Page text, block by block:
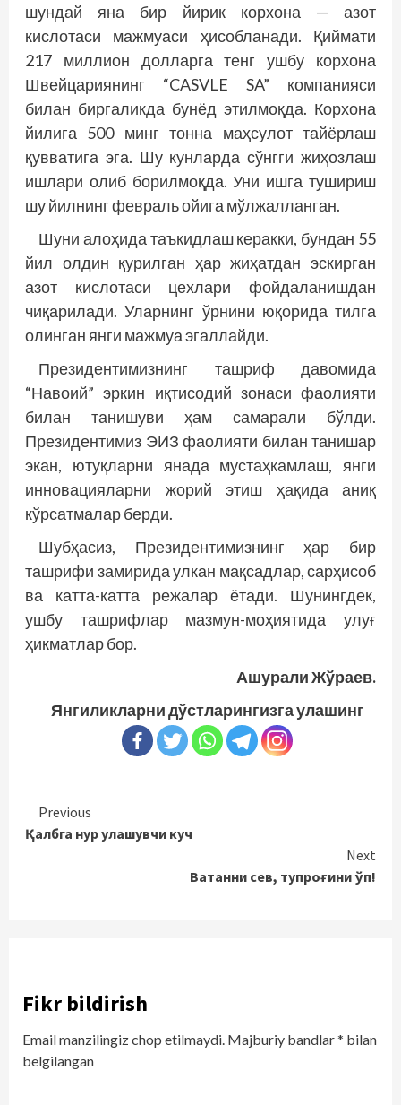
шундай яна бир йирик корхона — азот
кислотаси мажмуаси ҳисобланади. Қиймати
217 миллион долларга тенг ушбу корхона
Швейцариянинг “CASVLE SA” компанияси
билан биргаликда бунёд этилмоқда. Корхона
йилига 500 минг тонна маҳсулот тайёрлаш
қувватига эга. Шу кунларда сўнгги жиҳозлаш
ишлари олиб борилмоқда. Уни ишга тушириш
шу йилнинг февраль ойига мўлжалланган.
Шуни алоҳида таъкидлаш керакки, бундан 55
йил олдин қурилган ҳар жиҳатдан эскирган
азот кислотаси цехлари фойдаланишдан
чиқарилади. Уларнинг ўрнини юқорида тилга
олинган янги мажмуа эгаллайди.
Президентимизнинг ташриф давомида
“Навоий” эркин иқтисодий зонаси фаолияти
билан танишуви ҳам самарали бўлди.
Президентимиз ЭИЗ фаолияти билан танишар
экан, ютуқларни янада мус­таҳкамлаш, янги
иннова­цияларни жорий этиш ҳақида аниқ
кўрсатмалар берди.
Шубҳасиз, Президентимизнинг ҳар бир
ташрифи замирида улкан мақсадлар, сарҳисоб
ва катта-катта режалар ётади. Шунинг­дек,
ушбу ташрифлар мазмун-моҳиятида улуғ
ҳикматлар бор.
Ашурали Жўраев.
Янгиликларни дўстларингизга улашинг
Continue
Reading
Previous
Қалбга нур улашувчи куч
Next
Ватанни сев, тупроғини ўп!
Fikr bildirish
Email manzilingiz chop etilmaydi. Majburiy bandlar* bilan
belgilangan